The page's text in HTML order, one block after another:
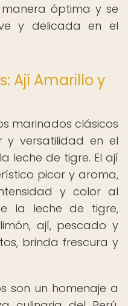
óptima y se
y delicada en el
Ají Amarillo y
marinados clásicos
y versatilidad en el
leche de tigre. El ají
picor y aroma,
y color al
la leche de tigre,
ají, pescado y
brinda frescura y
son un homenaje a